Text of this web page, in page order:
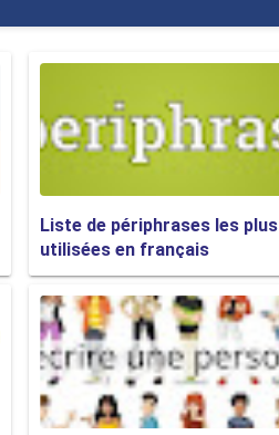
Liste de périphrases les plus
utilisées en français